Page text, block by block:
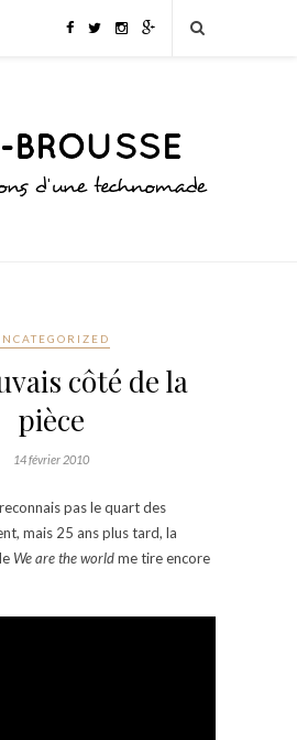
côté de la
pièce
14 février 2010
pas le quart des
mais 25 ans plus tard, la
We are the worldme tire encore